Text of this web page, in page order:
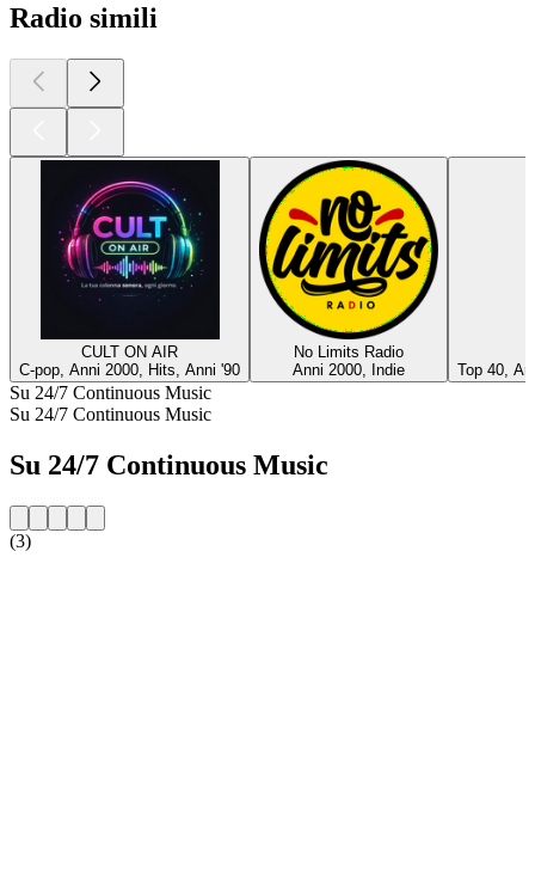
Radio simili
CULT ON AIR
C-pop, Anni 2000, Hits, Anni '90
No Limits Radio
Anni 2000, Indie
Top 40,
Su 24/7 Continuous Music
Su 24/7 Continuous Music
Su 24/7 Continuous Music
(3)